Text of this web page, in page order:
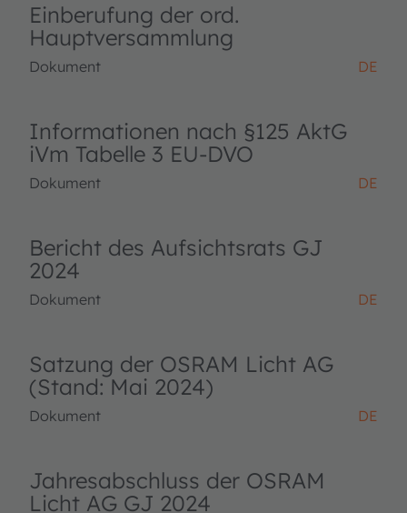
Einberufung der ord.
Hauptversammlung
Dokument DE
Informationen nach §125 AktG
iVm Tabelle 3 EU-DVO
Dokument DE
Bericht des Aufsichtsrats GJ
2024
Dokument DE
Satzung der OSRAM Licht AG
(Stand: Mai 2024)
Dokument DE
Jahresabschluss der OSRAM
Licht AG GJ 2024